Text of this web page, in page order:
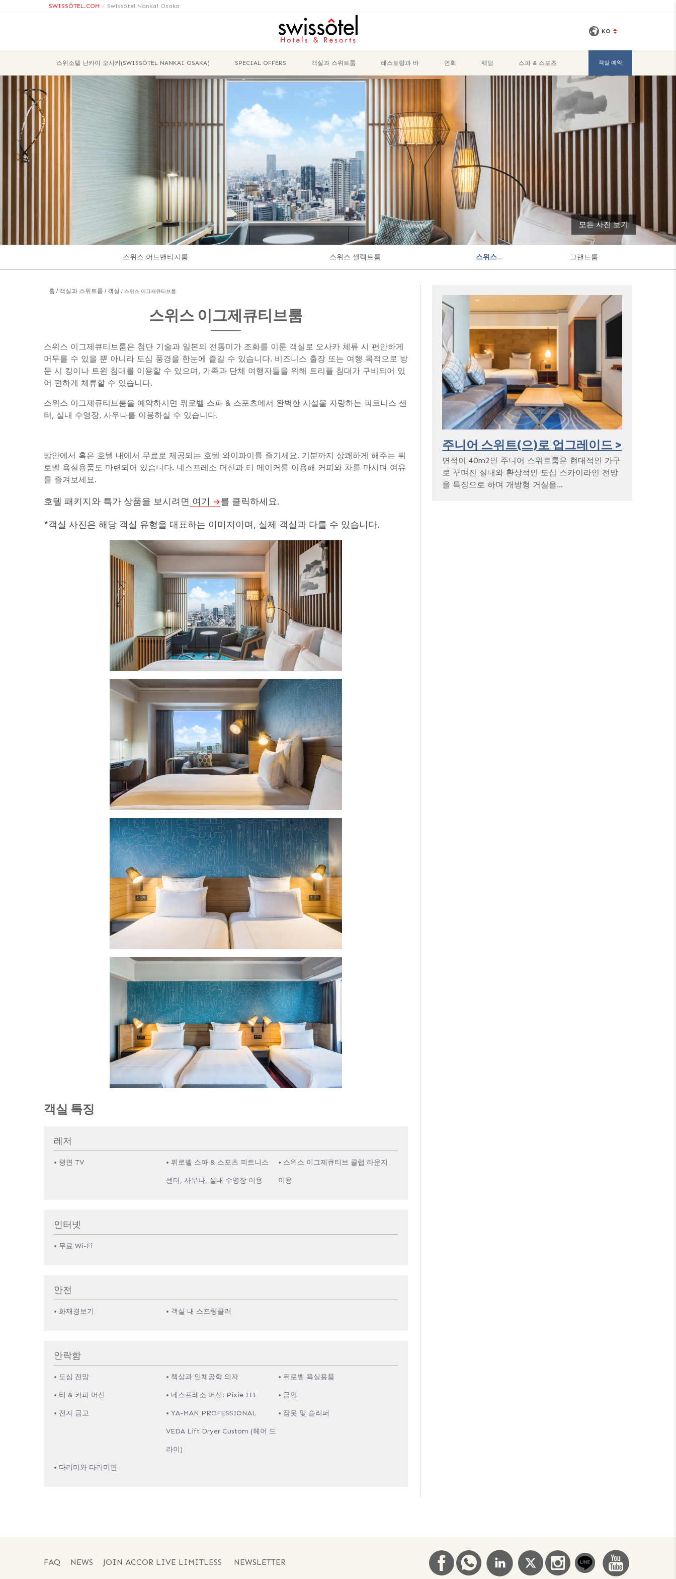
SWISSÔTEL.COM > Swissôtel Nankai Osaka
KO
스위소텔 난카이 오사카(SWISSÔTEL NANKAI OSAKA) SPECIAL OFFERS 객실과 스위트룸 레스토랑과 바 연회 웨딩 스파 & 스포츠 객실 예약
모든 사진 보기
스위스 어드밴티지룸 스위스 셀렉트룸 스위스... 그랜드룸
홈 객실과 스위트룸 객실 스위스 이그제큐티브룸
스위스 이그제큐티브룸
스위스 이그제큐티브룸은 첨단 기술과 일본의 전통미가 조화를 이룬 객실로 오사카 체류 시 편안하게
머무를 수 있을 뿐 아니라 도심 풍경을 한눈에 즐길 수 있습니다. 비즈니스 출장 또는 여행 목적으로 방
문 시 킹이나 트윈 침대를 이용할 수 있으며, 가족과 단체 여행자들을 위해 트리플 침대가 구비되어 있
어 편하게 체류할 수 있습니다.
스위스 이그제큐티브룸을 예약하시면 퓌로벨 스파 & 스포츠에서 완벽한 시설을 자랑하는 피트니스 센
터, 실내 수영장, 사우나를 이용하실 수 있습니다.
방안에서 혹은 호텔 내에서 무료로 제공되는 호텔 와이파이를 즐기세요. 기분까지 상쾌하게 해주는 퓌
로벨 욕실용품도 마련되어 있습니다. 네스프레소 머신과 티 메이커를 이용해 커피와 차를 마시며 여유
를 즐겨보세요.
호텔 패키지와 특가 상품을 보시려면 여기 를 클릭하세요.
*객실 사진은 해당 객실 유형을 대표하는 이미지이며, 실제 객실과 다를 수 있습니다.
객실 특징
레저
• 평면 TV • 퓌로벨 스파 & 스포츠 피트니스
센터, 사우나, 실내 수영장 이용
• 스위스 이그제큐티브 클럽 라운지
이용
인터넷
• 무료 Wi-Fi
안전
• 화재경보기 • 객실 내 스프링클러
안락함
• 도심 전망 • 책상과 인체공학 의자 • 퓌로벨 욕실용품
• 티 & 커피 머신 • 네스프레소 머신: Pixie III • 금연
• 전자 금고 • YA-MAN PROFESSIONAL
VEDA Lift Dryer Custom (헤어 드
라이)
• 잠옷 및 슬리퍼
• 다리미와 다리미판
주니어 스위트(으)로 업그레이드 >
면적이 40m2인 주니어 스위트룸은 현대적인 가구
로 꾸며진 실내와 환상적인 도심 스카이라인 전망
을 특징으로 하며 개방형 거실을...
FAQ NEWS JOIN ACCOR LIVE LIMITLESS NEWSLETTER